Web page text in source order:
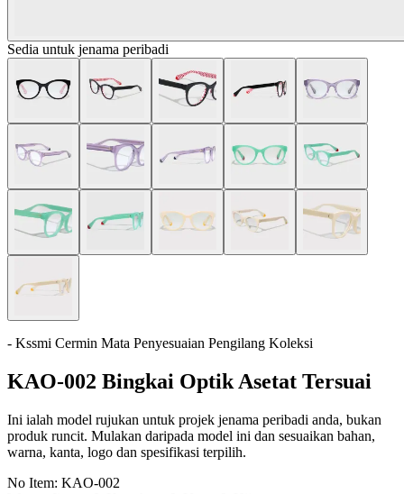
Sedia untuk jenama peribadi
- Kssmi Cermin Mata Penyesuaian Pengilang Koleksi
KAO-002 Bingkai Optik Asetat Tersuai
Ini ialah model rujukan untuk projek jenama peribadi anda, bukan
produk runcit. Mulakan daripada model ini dan sesuaikan bahan,
warna, kanta, logo dan spesifikasi terpilih.
No Item: KAO-002